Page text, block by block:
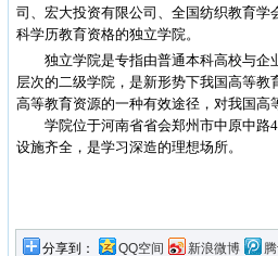
司、宏大投资有限公司、全国纺织教育
科学历教育资格的独立学院。
独立学院是专指由普通本科高校与企
层次的二级学院，是新形势下我国高等
高等教育资源的一种有效途径，对我国
学院位于河南省省会郑州市中原中路
设施齐全，是学习深造的理想场所。
分享到： QQ空间 新浪微博